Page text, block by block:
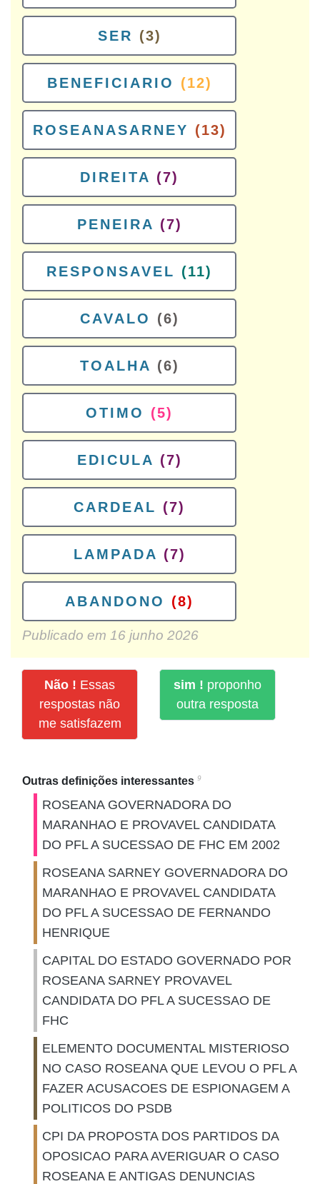
SER (3)
BENEFICIARIO (12)
ROSEANASARNEY (13)
DIREITA (7)
PENEIRA (7)
RESPONSAVEL (11)
CAVALO (6)
TOALHA (6)
OTIMO (5)
EDICULA (7)
CARDEAL (7)
LAMPADA (7)
ABANDONO (8)
Publicado em 16 junho 2026
Não ! Essas
respostas não
me satisfazem
sim ! proponho
outra resposta
Outras definições interessantes 9
ROSEANA GOVERNADORA DO
MARANHAO E PROVAVEL CANDIDATA
DO PFL A SUCESSAO DE FHC EM 2002
ROSEANA SARNEY GOVERNADORA DO
MARANHAO E PROVAVEL CANDIDATA
DO PFL A SUCESSAO DE FERNANDO
HENRIQUE
CAPITAL DO ESTADO GOVERNADO POR
ROSEANA SARNEY PROVAVEL
CANDIDATA DO PFL A SUCESSAO DE
FHC
ELEMENTO DOCUMENTAL MISTERIOSO
NO CASO ROSEANA QUE LEVOU O PFL A
FAZER ACUSACOES DE ESPIONAGEM A
POLITICOS DO PSDB
CPI DA PROPOSTA DOS PARTIDOS DA
OPOSICAO PARA AVERIGUAR O CASO
ROSEANA E ANTIGAS DENUNCIAS